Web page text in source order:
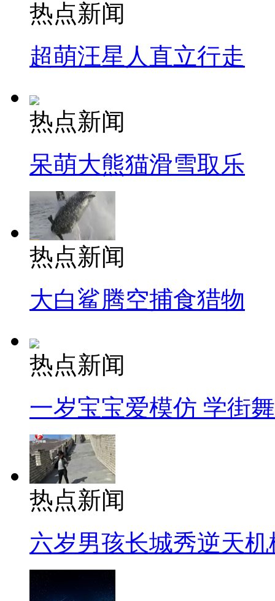
热点新闻
超萌汪星人直立行走
热点新闻
呆萌大熊猫滑雪取乐
热点新闻
大白鲨腾空捕食猎物
热点新闻
一岁宝宝爱模仿 学街
热点新闻
六岁男孩长城秀逆天机